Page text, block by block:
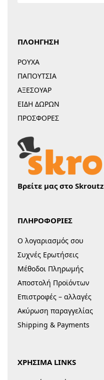
ΠΛΟΗΓΗΣΗ
ΡΟΥΧΑ
ΠΑΠΟΥΤΣΙΑ
ΑΞΕΣΟΥΑΡ
ΕΙΔΗ ΔΩΡΩΝ
ΠΡΟΣΦΟΡΕΣ
Βρείτε μας στο Skroutz
ΠΛΗΡΟΦΟΡΙΕΣ
Ο λογαριασμός σου
Συχνές Ερωτήσεις
Μέθοδοι Πληρωμής
Αποστολή Προϊόντων
Επιστροφές – αλλαγές
Ακύρωση παραγγελίας
Shipping & Payments
ΧΡΗΣΙΜΑ LINKS